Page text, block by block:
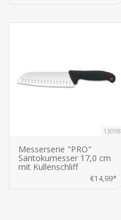
13098
Messerserie "PRO"
Santokumesser 17,0 cm
mit Kullenschliff
€14,99*